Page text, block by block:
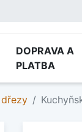
DOPRAVA A
PLATBA